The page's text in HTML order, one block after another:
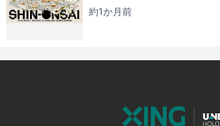
約1か月前